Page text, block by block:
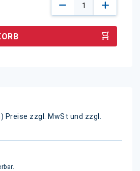
Preise zzgl. MwSt und zzgl.